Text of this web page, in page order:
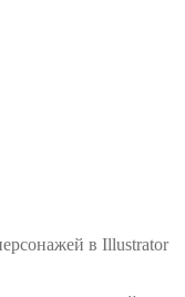
в Illustrator